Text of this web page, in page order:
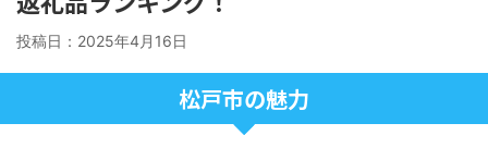
投稿日： 2025年4月16日
松戸市の魅力